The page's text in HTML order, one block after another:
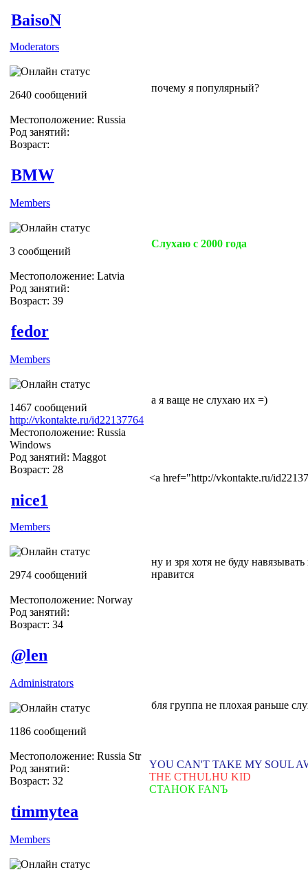
BaisoN
Moderators
2640 сообщений
Местоположение: Russia
Род занятий:
Возраст:
почему я популярный?
BMW
Members
3 сообщений
Местоположение: Latvia
Род занятий:
Возраст: 39
Слухаю с 2000 года
fedor
Members
1467 сообщений
http://vkontakte.ru/id22137764
Местоположение: Russia
Windows
Род занятий: Maggot
Возраст: 28
а я ваще не слухаю их =)
<a href="http://vkontakte.ru/
nice1
Members
2974 сообщений
Местоположение: Norway
Род занятий:
Возраст: 34
ну и зря хотя не буду
нравится
@len
Administrators
1186 сообщений
Местоположение: Russia Str
Род занятий:
Возраст: 32
бля группа не плохая раньше
YOU CAN'T TAKE MY SOUL
THE CTHULHU KID
СТАНОК FANЪ
timmytea
Members